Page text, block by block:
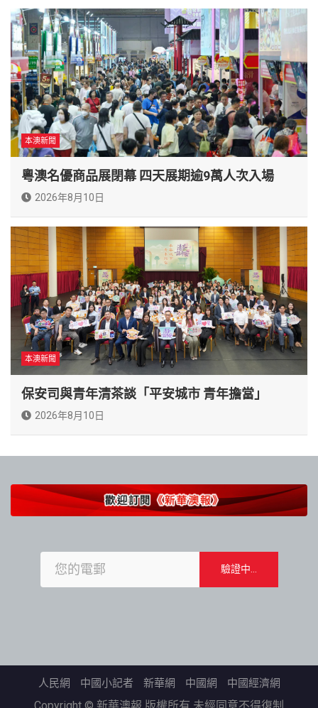
本澳新聞
粵澳名優商品展閉幕 四天展期逾9萬人次入場
2026年8月10日
本澳新聞
保安司與青年清茶談「平安城市 青年擔當」
2026年8月10日
人民網 中國小記者 新華網 中國網 中國經濟網